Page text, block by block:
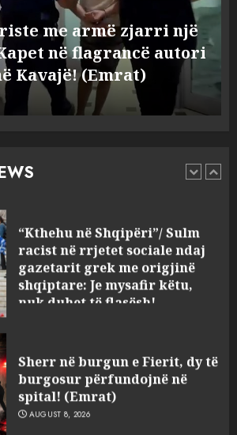
të Noizyt në Durrës!
Durrës!
AUGUST 8, 2026
Fundjava me rrezik të lartë
deri në 39°C
“Kthehu në Shqipëri”/ Sulm
racist në rrjetet sociale ndaj
gazetarit grek me origjinë
shqiptare: Je mysafir këtu,
nuk duhet të flasësh!
Sherr në burgun e Fierit, dy të
burgosur përfundojnë në
spital! (Emrat)
AUGUST 8, 2026